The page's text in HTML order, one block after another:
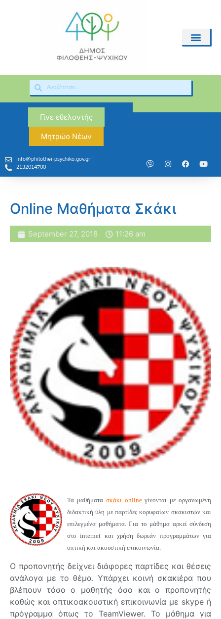
Γίνε εθελοντής
Μητρώο Νέων
info@philothei-psychiko.gov.gr
2132014700
Online Μαθήματα Σκάκι
September 27, 2018 11:26 am
Τα μαθήματα σκάκι onlineγίνονται με οργανωμένη
διδακτική ύλη με παρτίδες κορυφαίων σκακιστών και
επιλεγμένα μαθήματα. Για το μάθημα αρκεί σύνδεση
στο internet και χρήση δωρεάν προγραμμάτων για
οπτική και ακουστική επικοινωνία.
Ο προπονητής δείχνει διάφορες παρτίδες και θέσεις
ανάλογα με το θέμα. Υπάρχει κοινή σκακιέρα που
βλέπουν τόσο ο μαθητής όσο και ο προπονητής
καθώς και οπτικοακουστική επικοινωνία με skype ή
πρόγραμμα όπως το TeamViewer. Το μάθημα για